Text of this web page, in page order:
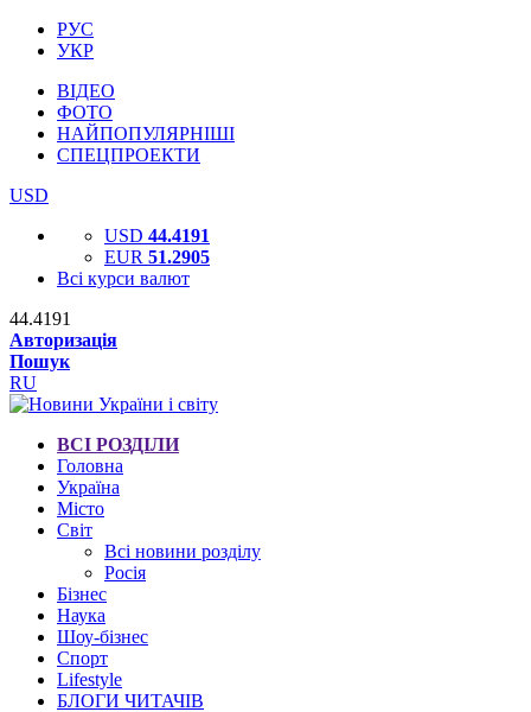
РУС
УКР
ВІДЕО
ФОТО
НАЙПОПУЛЯРНІШІ
СПЕЦПРОЕКТИ
USD
USD 44.4191
EUR 51.2905
Всі курси валют
44.4191
Авторизація
Пошук
RU
ВСІ РОЗДІЛИ
Головна
Україна
Місто
Світ
Всі новини розділу
Росія
Бізнес
Наука
Шоу-бізнес
Спорт
Lifestyle
БЛОГИ ЧИТАЧІВ